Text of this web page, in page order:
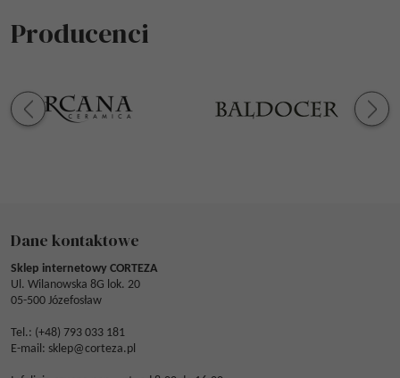
Producenci
Dane kontaktowe
Sklep internetowy CORTEZA
Ul. Wilanowska 8G lok. 20
05-500 Józefosław
Tel.: (+48) 793 033 181
E-mail: sklep@corteza.pl